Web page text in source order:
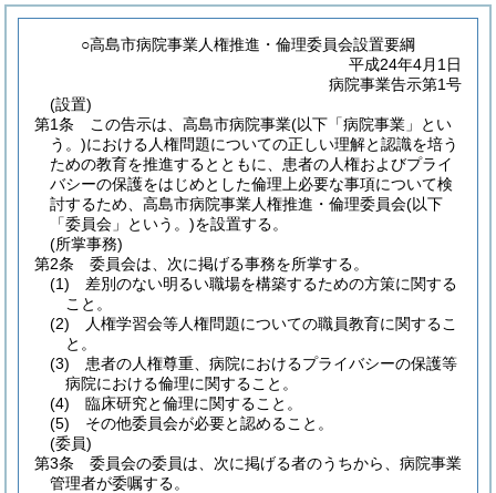
○高島市病院事業人権推進・倫理委員会設置要綱
平成24年4月1日
病院事業告示第1号
(設置)
第1条
この告示は、高島市病院事業(以下「病院事業」とい
う。)における人権問題についての正しい理解と認識を培う
ための教育を推進するとともに、患者の人権およびプライ
バシーの保護をはじめとした倫理上必要な事項について検
討するため、高島市病院事業人権推進・倫理委員会(以下
「委員会」という。)を設置する。
(所掌事務)
第2条
委員会は、次に掲げる事務を所掌する。
(1)
差別のない明るい職場を構築するための方策に関する
こと。
(2)
人権学習会等人権問題についての職員教育に関するこ
と。
(3)
患者の人権尊重、病院におけるプライバシーの保護等
病院における倫理に関すること。
(4)
臨床研究と倫理に関すること。
(5)
その他委員会が必要と認めること。
(委員)
第3条
委員会の委員は、次に掲げる者のうちから、病院事業
管理者が委嘱する。